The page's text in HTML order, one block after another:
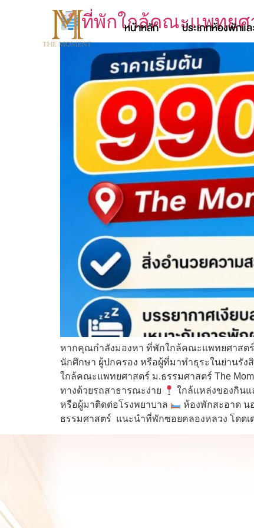
หน้าหลัก ประเภทห้องพักแล
ที่พักใกล้คณะแพทยศ
หากคุณกำลังมองหา ที่พักใกล้คณะแพทยศาสตร์
นักศึกษา ผู้ปกครอง หรือผู้ที่มาทำธุระในย่านรัง
ใกล้คณะแพทยศาสตร์ ม.ธรรมศาสตร์ The
ทางด้วยรถสาธารณะง่าย
ใกล้แหล่งของกิน
หรือผู้มาติดต่อโรงพยาบาล
ห้องพักสะอาด น
ธรรมศาสตร์ แนะนำที่พักซอยคลองหลวง โดด